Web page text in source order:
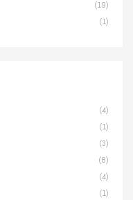
(19)
(1)
(4)
(1)
(3)
(8)
(4)
(1)